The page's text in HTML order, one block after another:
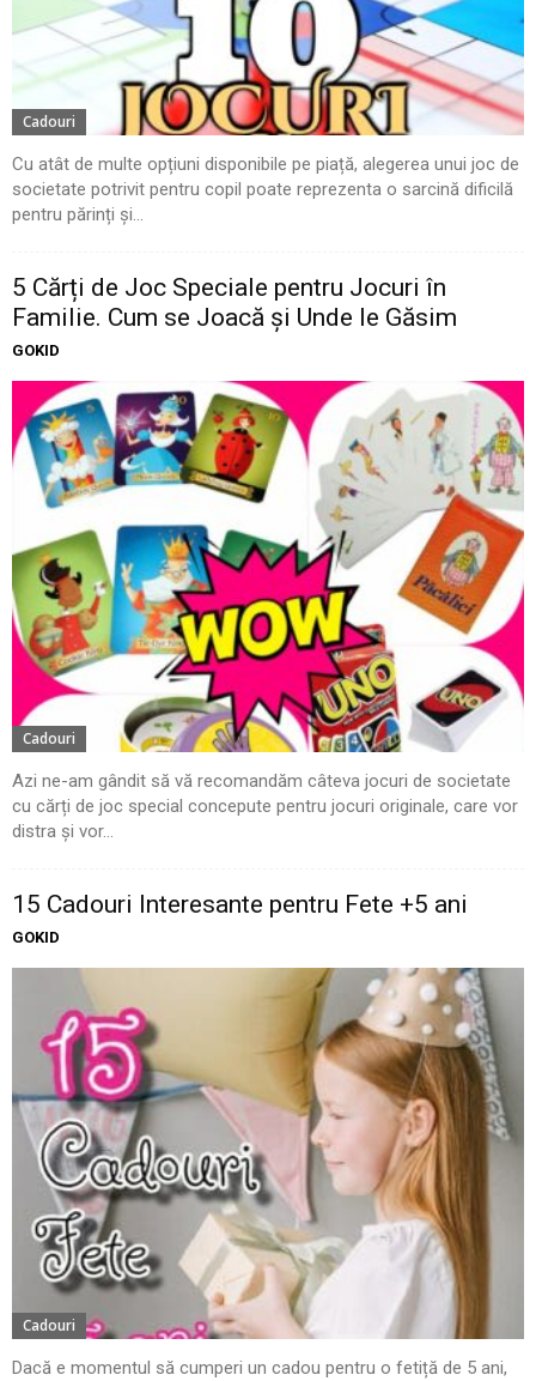
Cadouri
Cu atât de multe opțiuni disponibile pe piață, alegerea unui joc de
societate potrivit pentru copil poate reprezenta o sarcină dificilă
pentru părinți și...
5 Cărți de Joc Speciale pentru Jocuri în
Familie. Cum se Joacă și Unde le Găsim
GOKID
Cadouri
Azi ne-am gândit să vă recomandăm câteva jocuri de societate
cu cărți de joc special concepute pentru jocuri originale, care vor
distra și vor...
15 Cadouri Interesante pentru Fete +5 ani
GOKID
Cadouri
Dacă e momentul să cumperi un cadou pentru o fetiță de 5 ani,